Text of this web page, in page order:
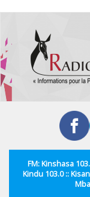
contenu
principal
FM: Kinshasa
Kindu 103.0 ::